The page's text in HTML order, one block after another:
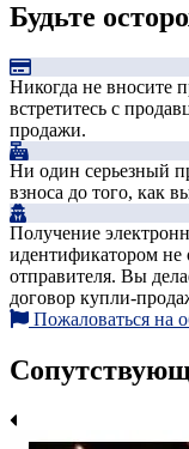
Будьте
Никогда не вносите
встретитесь с
продажи.
Ни один серьезный
взноса до того, как
Получение
идентификатором не
отправителя. Вы
договор купли-
Пожаловаться на